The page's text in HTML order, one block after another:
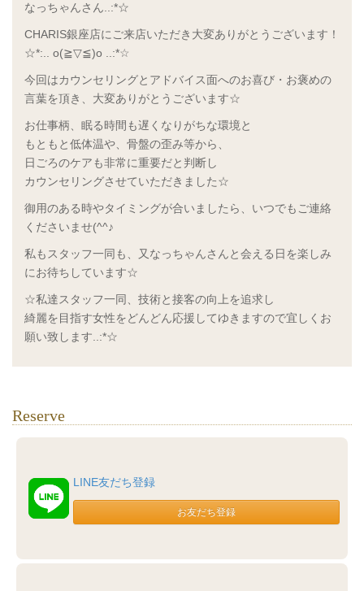
なっちゃんさん..:*☆
CHARIS銀座店にご来店いただき大変ありがとうございます！
☆*:.. o(≧▽≦)o ..:*☆
今回はカウンセリングとアドバイス面へのお喜び・お褒めの
言葉を頂き、大変ありがとうございます☆
お仕事柄、眠る時間も遅くなりがちな環境と
もともと低体温や、骨盤の歪み等から、
日ごろのケアも非常に重要だと判断し
カウンセリングさせていただきました☆
御用のある時やタイミングが合いましたら、いつでもご連絡
くださいませ(^^♪
私もスタッフ一同も、又なっちゃんさんと会える日を楽しみ
にお待ちしています☆
☆私達スタッフ一同、技術と接客の向上を追求し
綺麗を目指す女性をどんどん応援してゆきますので宜しくお
願い致します..:*☆
Reserve
LINE友だち登録